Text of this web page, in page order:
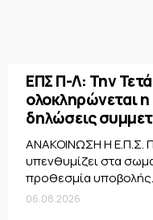
ΕΠΣ Π-Λ: Την
ολοκληρώνεται η
δηλώσεις
ΑΝΑΚΟΙΝΩΣΗ Η Ε.Π.Σ.
υπενθυμίζει στα
προθεσμία
06.08.2026